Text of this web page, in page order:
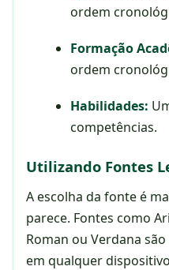
ordem
Formação
ordem
Habilidades:
competências.
Utilizando Fontes
A escolha da fonte é
parece. Fontes como
Roman ou Verdana
em qualquer